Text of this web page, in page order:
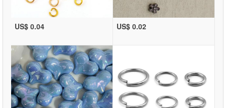
US$ 0.04 US$ 0.02